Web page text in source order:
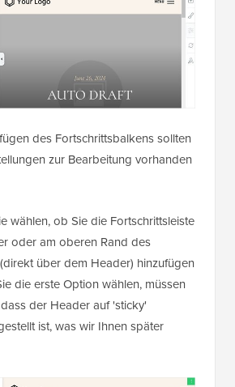
des Fortschrittsbalkens sollten
zur Bearbeitung vorhanden
wählen, ob Sie die Fortschrittsleiste
oder am oberen Rand des
über dem Header) hinzufügen
die erste Option wählen, müssen
der Header auf 'sticky'
ist, was wir Ihnen später